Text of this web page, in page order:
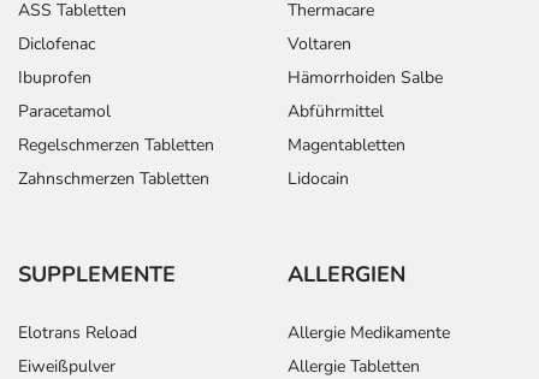
ASS Tabletten
Diclofenac
Ibuprofen
Paracetamol
Regelschmerzen Tabletten
Zahnschmerzen Tabletten
Thermacare
Voltaren
Hämorrhoiden Salbe
Abführmittel
Magentabletten
Lidocain
SUPPLEMENTE
Elotrans Reload
Eiweißpulver
ALLERGIEN
Allergie Medikamente
Allergie Tabletten